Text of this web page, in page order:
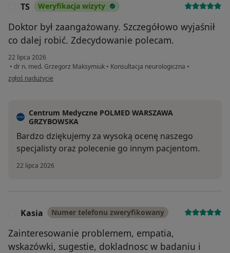
TS Weryfikacja wizyty
Doktor był zaangażowany. Szczegółowo wyjaśnił
co dalej robić. Zdecydowanie polecam.
22 lipca 2026
• dr n. med. Grzegorz Maksymiuk • Konsultacja neurologiczna •
w opinii użytkownika TS
zgłoś nadużycie
Centrum Medyczne POLMED WARSZAWA
GRZYBOWSKA
Bardzo dziękujemy za wysoką ocenę naszego
specjalisty oraz polecenie go innym pacjentom.
22 lipca 2026
Kasia Numer telefonu zweryfikowany
Zainteresowanie problemem, empatia,
wskazówki, sugestie, dokladnosc w badaniu i